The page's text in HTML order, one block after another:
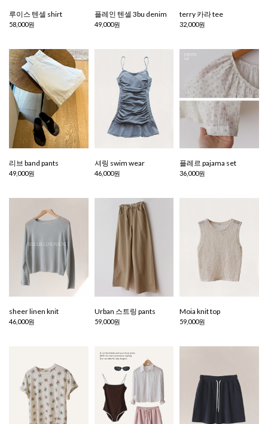
루이스 텐셀 shirt
58,000원
플레인 텐셀 3bu denim
49,000원
terry 카라 tee
32,000원
리브 band pants
49,000원
셔링 swim wear
46,000원
플레르 pajama set
36,000원
sheer linen knit
46,000원
Urban 스트링 pants
59,000원
Moia knit top
59,000원